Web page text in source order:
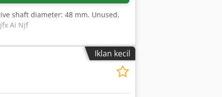
shaft diameter: 48 mm. Unused,
Ai Njf
Iklan kecil